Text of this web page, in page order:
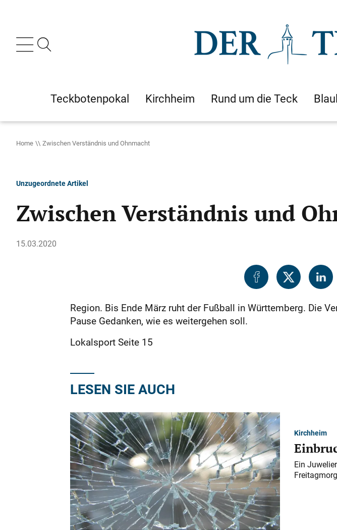
Teckbotenpokal Kirchheim Rund um die Teck
Home Zwischen Verständnis und Ohnmacht
Unzugeordnete Artikel
Zwischen Verständnis und
15.03.2020
Region. Bis Ende März ruht der Fußball in Württemberg. Die
Pause Gedanken, wie es weitergehen soll.
Lokalsport Seite 15
LESEN SIE AUCH
Kirchheim
Ein